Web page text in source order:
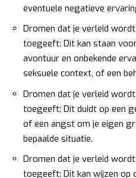
eventuele negatieve
Dromen dat je verleid
toegeeft: Dit kan staan
avontuur en onbekende
seksuele context, of een
Dromen dat je verleid
toegeeft: Dit duidt op een
of een angst om je eigen
bepaalde situatie.
Dromen dat je verleid
toegeeft: Dit kan wijzen op